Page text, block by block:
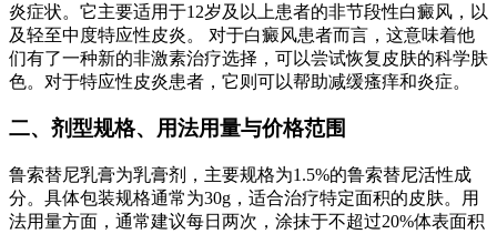
炎症状。它主要适用于12岁及以上患者的非节段性白癜风，以
及轻至中度特应性皮炎。 对于白癜风患者而言，这意味着他
们有了一种新的非激素治疗选择，可以尝试恢复皮肤的科学肤
色。对于特应性皮炎患者，它则可以帮助减缓瘙痒和炎症。
二、剂型规格、用法用量与价格范围
鲁索替尼乳膏为乳膏剂，主要规格为1.5%的鲁索替尼活性成
分。具体包装规格通常为30g，适合治疗特定面积的皮肤。用
法用量方面，通常建议每日两次，涂抹于不超过20%体表面积